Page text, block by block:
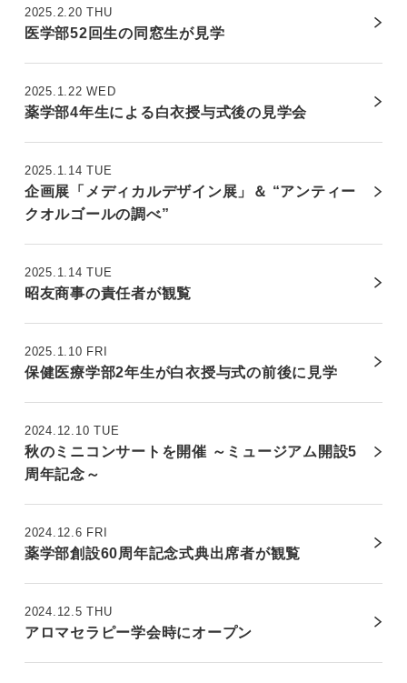
2025.2.20 THU
医学部52回生の同窓生が見学
2025.1.22 WED
薬学部4年生による白衣授与式後の見学会
2025.1.14 TUE
企画展「メディカルデザイン展」＆ “アンティー
クオルゴールの調べ”
2025.1.14 TUE
昭友商事の責任者が観覧
2025.1.10 FRI
保健医療学部2年生が白衣授与式の前後に見学
2024.12.10 TUE
秋のミニコンサートを開催 ～ミュージアム開設5
周年記念～
2024.12.6 FRI
薬学部創設60周年記念式典出席者が観覧
2024.12.5 THU
アロマセラピー学会時にオープン